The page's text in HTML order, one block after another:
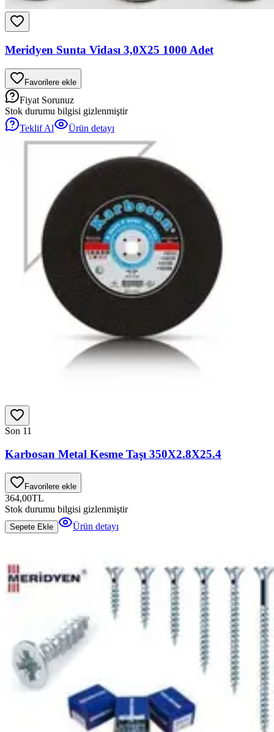
Meridyen Sunta Vidası 3,0X25 1000 Adet
Favorilere ekle
Fiyat Sorunuz
Stok durumu bilgisi gizlenmiştir
Teklif Al
Ürün detayı
Son 11
Karbosan Metal Kesme Taşı 350X2.8X25.4
Favorilere ekle
364,00TL
Stok durumu bilgisi gizlenmiştir
Sepete Ekle Ürün detayı